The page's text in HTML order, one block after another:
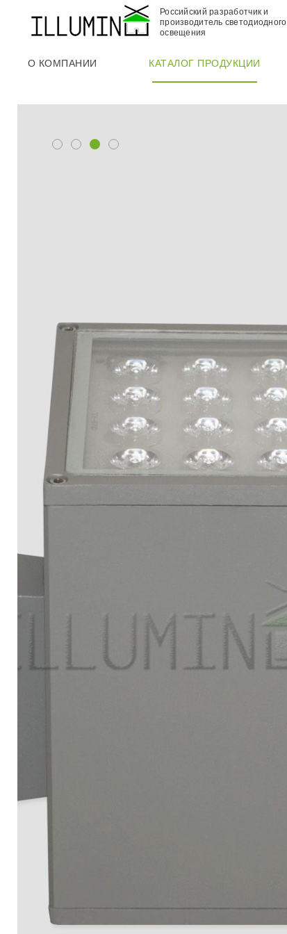
Российский разработчик и
производитель светодиодного
освещения
О КОМПАНИИ КАТАЛОГ ПРОДУКЦИИ